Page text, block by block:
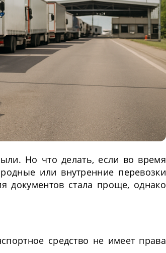
Но что делать, если во время
или внутренние перевозки
документов стала проще, однако
средство не имеет права